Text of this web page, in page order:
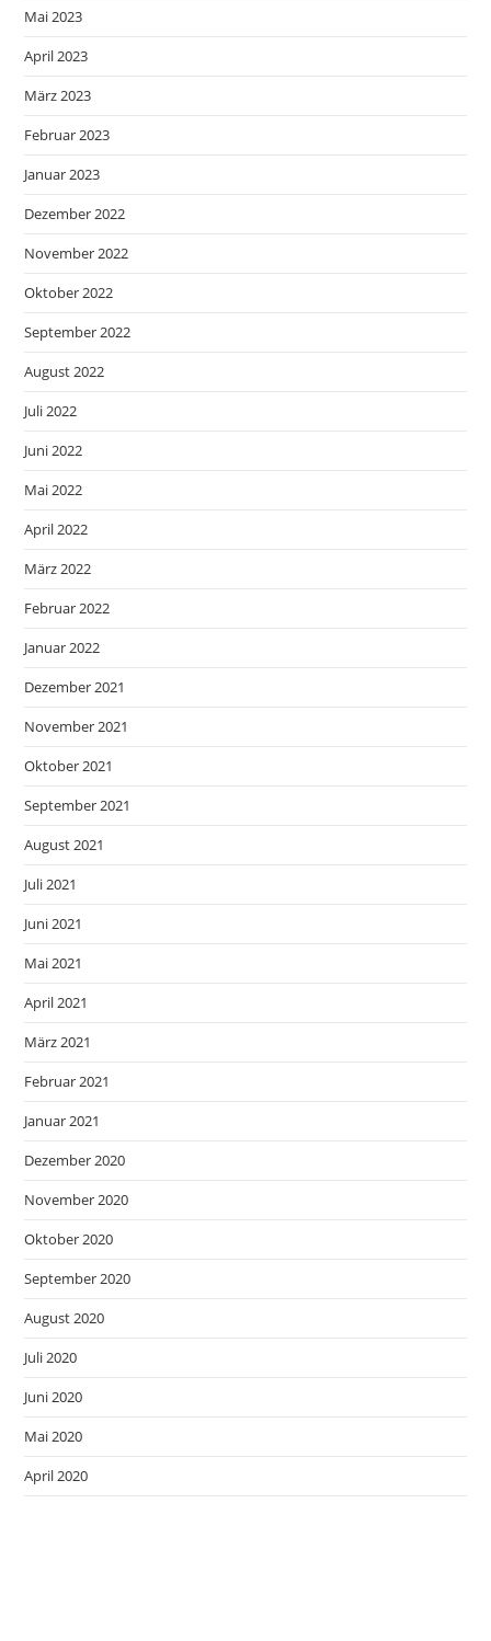
Mai 2023
April 2023
März 2023
Februar 2023
Januar 2023
Dezember 2022
November 2022
Oktober 2022
September 2022
August 2022
Juli 2022
Juni 2022
Mai 2022
April 2022
März 2022
Februar 2022
Januar 2022
Dezember 2021
November 2021
Oktober 2021
September 2021
August 2021
Juli 2021
Juni 2021
Mai 2021
April 2021
März 2021
Februar 2021
Januar 2021
Dezember 2020
November 2020
Oktober 2020
September 2020
August 2020
Juli 2020
Juni 2020
Mai 2020
April 2020